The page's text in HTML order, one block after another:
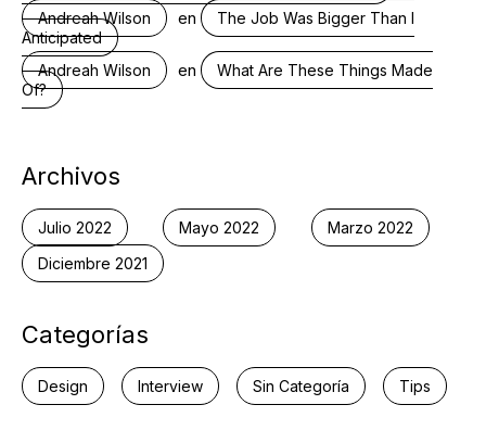
Andreah Wilson
en
The Job Was Bigger Than I
Anticipated
Andreah Wilson
en
What Are These Things Made
Of?
Archivos
Julio 2022 Mayo 2022
Marzo 2022
Diciembre 2021
Categorías
Design Interview Sin Categoría Tips